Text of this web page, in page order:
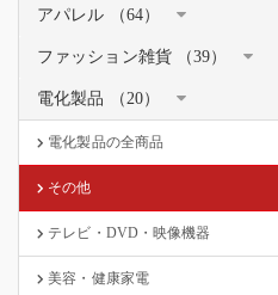
アパレル （64）
ファッション雑貨 （39）
電化製品 （20）
電化製品の全商品
その他
テレビ・DVD・映像機器
美容・健康家電